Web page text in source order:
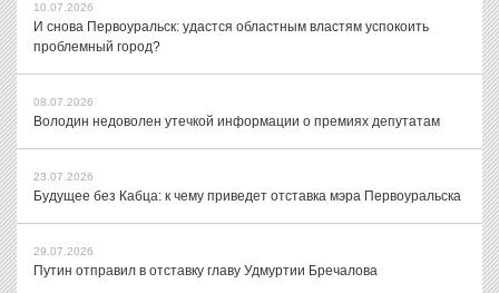
10.07.2026
И снова Первоуральск: удастся областным властям успокоить
проблемный город?
08.07.2026
Володин недоволен утечкой информации о премиях депутатам
23.07.2026
Будущее без Кабца: к чему приведет отставка мэра Первоуральска
29.07.2026
Путин отправил в отставку главу Удмуртии Бречалова